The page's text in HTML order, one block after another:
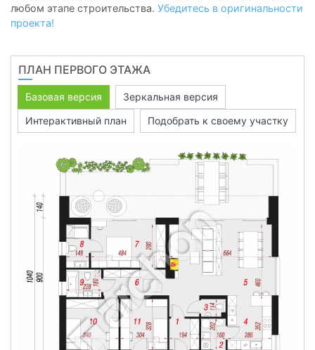
любом этапе строительства. Убедитесь в оригинальности
проекта!
ПЛАН ПЕРВОГО ЭТАЖА
Базовая версия
Зеркальная версия
Интерактивный план
Подобрать к своему участку